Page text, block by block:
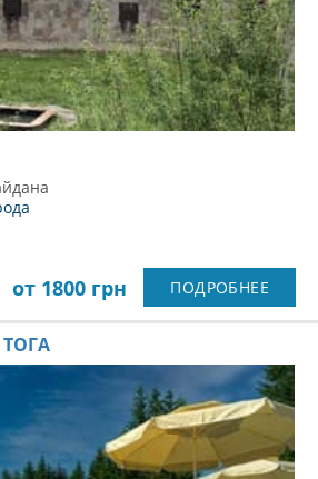
от 1800 грн ПОДРОБНЕЕ